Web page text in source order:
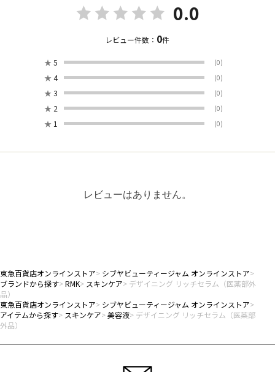
0.0
レビュー件数： 0件
★ 5 (0)
★ 4 (0)
★ 3 (0)
★ 2 (0)
★ 1 (0)
レビューはありません。
東急百貨店オンラインストア
シブヤビューティージャム オンラインストア
ブランドから探す RMK スキンケア
デザイニング リッチセラム（医薬部外
品）
東急百貨店オンラインストア
シブヤビューティージャム オンラインストア
アイテムから探す
スキンケア 美容液
デザイニング リッチセラム（医薬部
外品）